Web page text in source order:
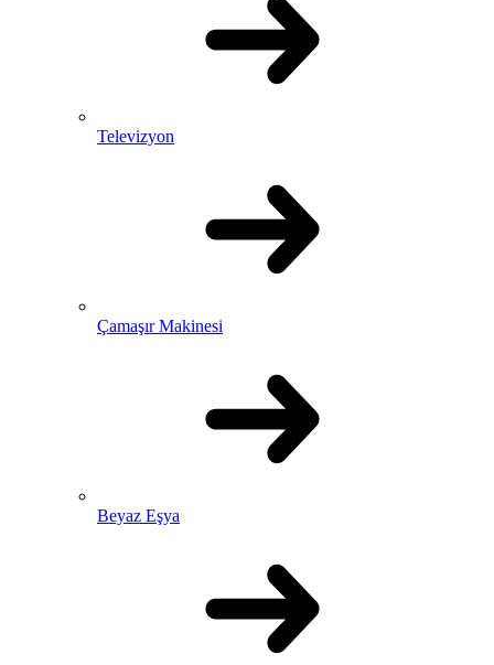
Televizyon
Çamaşır Makinesi
Beyaz Eşya